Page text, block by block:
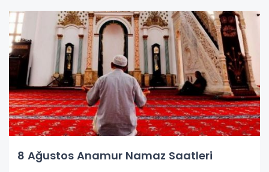
8 Ağustos Anamur Namaz Saatleri